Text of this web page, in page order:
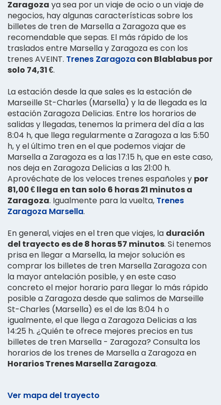
Zaragoza ya sea por un viaje de ocio o un viaje de
negocios, hay algunas características sobre los
billetes de tren de Marsella a Zaragoza que es
recomendable que sepas. El más rápido de los
traslados entre Marsella y Zaragoza es con los
trenes AVEINT. Trenes Zaragozacon Blablabus por
solo 74,31 €.
La estación desde la que sales es la estación de
Marseille St-Charles (Marsella) y la de llegada es la
estación Zaragoza Delicias. Entre los horarios de
salidas y llegadas, tenemos la primera del día a las
8:04 h, que llega regularmente a Zaragoza a las 5:50
h, y el último tren en el que podemos viajar de
Marsella a Zaragoza es a las 17:15 h, que en este caso,
nos deja en Zaragoza Delicias a las 21:00 h.
Aprovéchate de los veloces trenes españoles y por
81,00 € llega en tan solo 6 horas 21 minutos a
Zaragoza. Igualmente para la vuelta, Trenes
Zaragoza Marsella.
En general, viajes en el tren que viajes, la duración
del trayecto es de 8 horas 57 minutos. Si tenemos
prisa en llegar a Marsella, la mejor solución es
comprar los billetes de tren Marsella Zaragoza con
la mayor antelación posible, y en este caso
concreto el mejor horario para llegar lo más rápido
posible a Zaragoza desde que salimos de Marseille
St-Charles (Marsella) es el de las 8:04 h o
igualmente, el que llega a Zaragoza Delicias a las
14:25 h. ¿Quién te ofrece mejores precios en tus
billetes de tren Marsella - Zaragoza? Consulta los
horarios de los trenes de Marsella a Zaragoza en
Horarios Trenes Marsella Zaragoza.
Ver mapa del trayecto